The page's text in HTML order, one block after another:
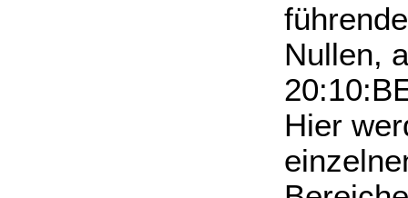
Nullen,
Hier